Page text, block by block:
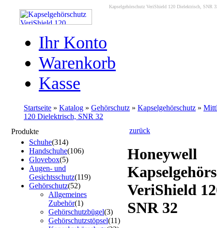
Kapselgehörschutz VeriShield 120 Dielektrisch,
Ihr Konto
Warenkorb
Kasse
Startseite » Katalog » Gehörschutz » Kapselgehörschutz »
120 Dielektrisch, SNR 32
Produkte
Schuhe(314)
Handschuhe(106)
Glovebox(5)
Augen- und
Gesichtsschutz(119)
Gehörschutz(52)
Allgemeines
Zubehör(1)
Gehörschutzbügel(3)
Gehörschutzstöpsel(11)
zurück
Honeywell
VeriShield
SNR 32